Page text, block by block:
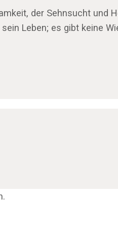
der Sehnsucht
Leben; es gibt keine